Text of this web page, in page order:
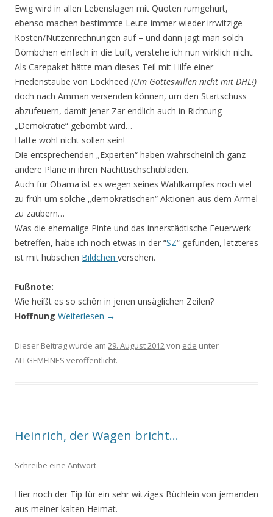
Ewig wird in allen Lebenslagen mit Quoten rumgehurt,
ebenso machen bestimmte Leute immer wieder irrwitzige
Kosten/Nutzenrechnungen auf – und dann jagt man solch
Bömbchen einfach in die Luft, verstehe ich nun wirklich nicht.
Als Carepaket hätte man dieses Teil mit Hilfe einer
Friedenstaube von Lockheed (Um Gotteswillen nicht mit DHL!)
doch nach Amman versenden können, um den Startschuss
abzufeuern, damit jener Zar endlich auch in Richtung
„Demokratie“ gebombt wird…
Hatte wohl nicht sollen sein!
Die entsprechenden „Experten“ haben wahrscheinlich ganz
andere Pläne in ihren Nachttischschubladen.
Auch für Obama ist es wegen seines Wahlkampfes noch viel
zu früh um solche „demokratischen“ Aktionen aus dem Ärmel
zu zaubern…
Was die ehemalige Pinte und das innerstädtische Feuerwerk
betreffen, habe ich noch etwas in der “SZ“ gefunden, letzteres
ist mit hübschen Bildchen versehen.
Fußnote:
Wie heißt es so schön in jenen unsäglichen Zeilen?
Hoffnung Weiterlesen →
Dieser Beitrag wurde am 29. August 2012von ede unter
ALLGEMEINES veröffentlicht.
Heinrich, der Wagen bricht…
Schreibe eine Antwort
Hier noch der Tip für ein sehr witziges Büchlein von jemanden
aus meiner kalten Heimat.